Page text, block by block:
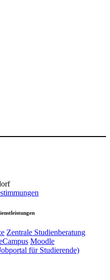
Zentrale Studienberatung
Moodle
für Studierende)